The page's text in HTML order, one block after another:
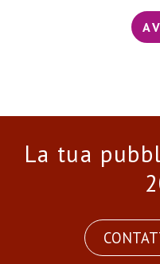
La tua